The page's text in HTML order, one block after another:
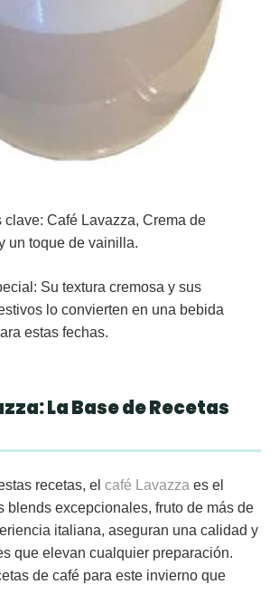
clave: Café Lavazza, Crema de
un toque de vainilla.
Su textura cremosa y sus
lo convierten en una bebida
estas fechas.
La Base de Recetas
recetas, el café Lavazza es el
blends excepcionales, fruto de más de
italiana, aseguran una calidad y
que elevan cualquier preparación.
de café para este invierno que